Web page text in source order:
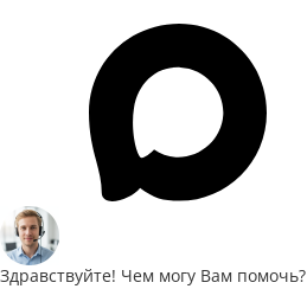
Здравствуйте! Чем могу Вам помочь?